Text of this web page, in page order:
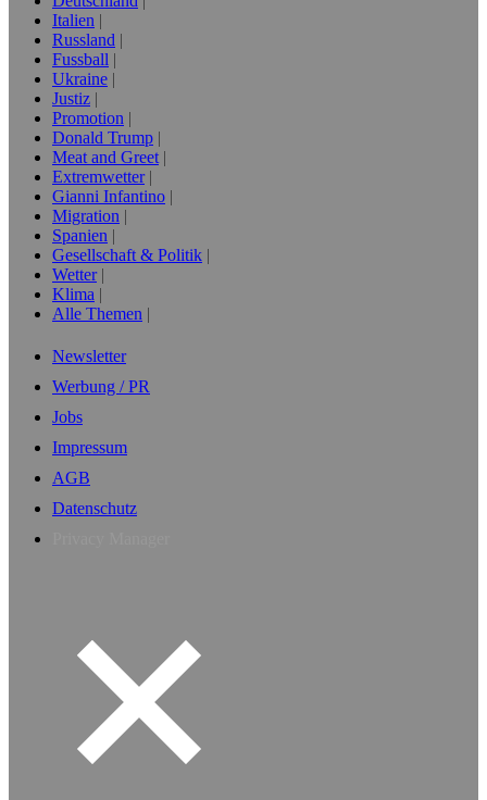
Italien
Russland
Fussball
Ukraine
Justiz
Promotion
Donald Trump
Meat and Greet
Extremwetter
Gianni Infantino
Migration
Spanien
Gesellschaft & Politik
Wetter
Klima
Alle Themen
Newsletter
Werbung / PR
Jobs
Impressum
AGB
Datenschutz